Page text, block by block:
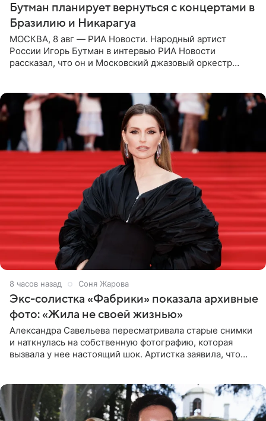
Бутман планирует вернуться с концертами в
Бразилию и Никарагуа
МОСКВА, 8 авг — РИА Новости. Народный артист
России Игорь Бутман в интервью РИА Новости
рассказал, что он и Московский джазовый оркестр
8 часов назад Соня Жарова
Экс-солистка «Фабрики» показала архивные
фото: «Жила не своей жизнью»
Александра Савельева пересматривала старые снимки
и наткнулась на собственную фотографию, которая
вызвала у нее настоящий шок. Артистка заявила, что